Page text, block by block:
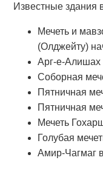
Известные здания
Мечеть и
(Олджейту)
Арг-е-Алишах
Соборная
Пятничная
Пятничная
Мечеть
Голубая
Амир-Чагмаг